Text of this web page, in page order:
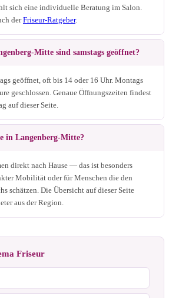
sich eine individuelle Beratung im Salon.
derFriseur-Ratgeber.
Mitte sind samstags geöffnet?
geöffnet, oft bis 14 oder 16 Uhr. Montags
geschlossen. Genaue Öffnungszeiten findest
auf dieser Seite.
in Langenberg-Mitte?
direkt nach Hause — das ist besonders
Mobilität oder für Menschen die den
schätzen. Die Übersicht auf dieser Seite
aus der Region.
Friseur